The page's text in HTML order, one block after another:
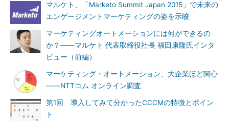
マルケト、「Marketo Summit Japan 2015」で未来の
エンゲージメントマーケティングの姿を示唆
マーケティングオートメーションには何ができるの
か？――マルケト 代表取締役社長 福田康隆氏インタ
ビュー（前編）
マーケティング・オートメーション、大企業ほど関心
――NTTコム オンライン調査
第1回 導入してみて分かったCCCMの特徴とポイン
ト